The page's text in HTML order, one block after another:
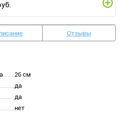
Отзывы
26 см
да
да
нет